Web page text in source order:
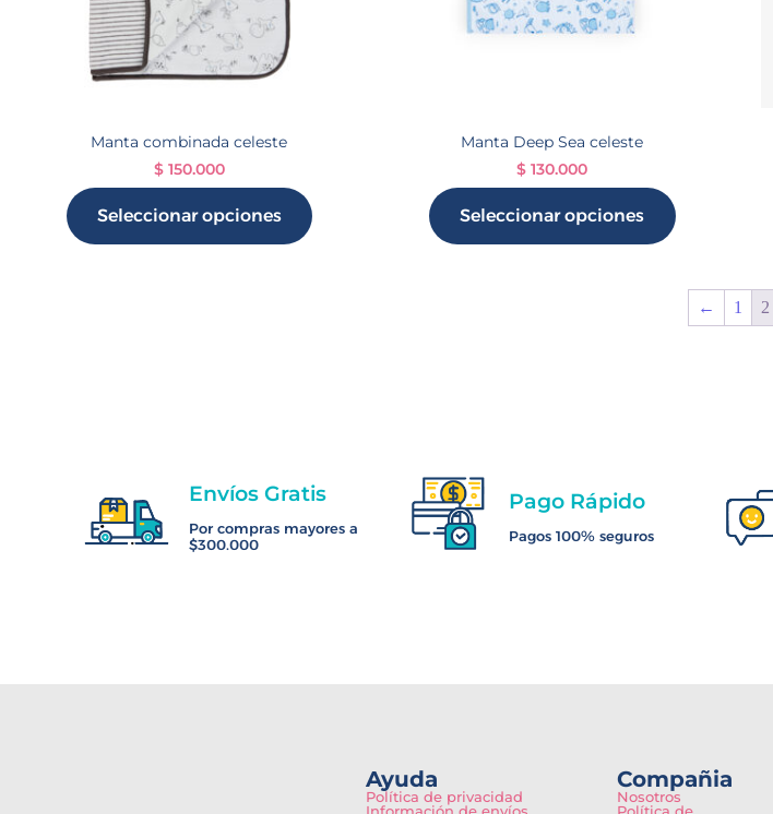
Manta combinada celeste
$150.000
Seleccionar opciones
Manta Deep Sea celeste
$ 130.000
Seleccionar opciones
← 1 2
Envíos Gratis
Por compras mayores a
$300.000
Pago Rápido
Pagos 100% seguros
Ayuda
Política de privacidad
Compañia
Nosotros